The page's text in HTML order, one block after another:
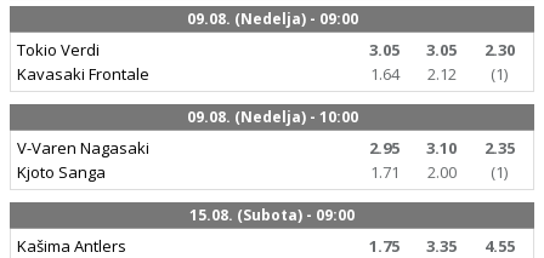
09.08. (Nedelja) - 09:00
Tokio Verdi
Kavasaki Frontale
3.05 3.05
2.30
1.64
2.12 (1)
09.08. (Nedelja) - 10:00
V-Varen Nagasaki
Kjoto Sanga
2.95 3.10
2.35
1.71
2.00 (1)
15.08. (Subota) - 09:00
Kašima Antlers
1.75 3.35
4.55